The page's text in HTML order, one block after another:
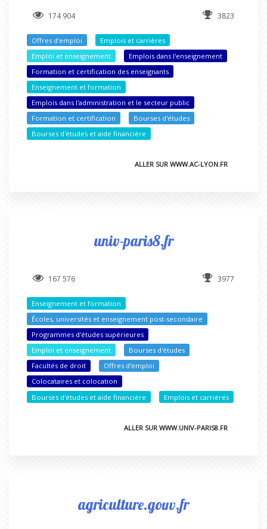
174 904 3823
Offres d'emploi
Emplois et carrières
Emploi et enseignement
Emplois dans l'enseignement
Formation et certification des enseignants
Enseignement et formation
Emplois dans l'administration et le secteur public
Formation et certification
Bourses d'études
Bourses d'études et aide financière
ALLER SUR WWW.AC-LYON.FR
univ-paris8.fr
167 576 3977
Enseignement et formation
Écoles, universités et enseignement post-secondaire
Programmes d'études supérieures
Emploi et enseignement
Bourses d'études
Facultés de droit
Offres d'emploi
Colocataires et colocation
Bourses d'études et aide financière
Emplois et carrières
ALLER SUR WWW.UNIV-PARIS8.FR
agriculture.gouv.fr